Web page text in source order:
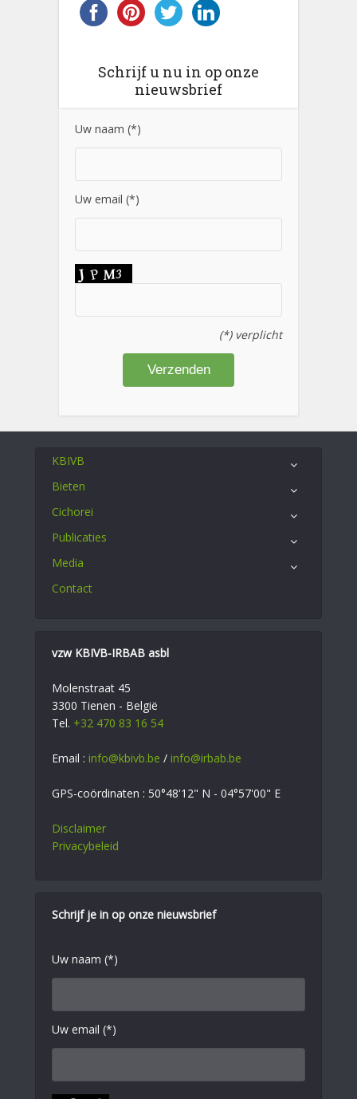
Schrijf u nu in op onze
nieuwsbrief
Uw naam (*)
Uw email (*)
(*) verplicht
KBIVB
Bieten
Cichorei
Publicaties
Media
Contact
vzw KBIVB-IRBAB asbl
Molenstraat 45
3300 Tienen - België
Tel. +32 470 83 16 54
Email : info@kbivb.be / info@irbab.be
GPS-coördinaten : 50°48'12" N - 04°57'00" E
Disclaimer
Privacybeleid
Schrijf je in op onze nieuwsbrief
Uw naam (*)
Uw email (*)